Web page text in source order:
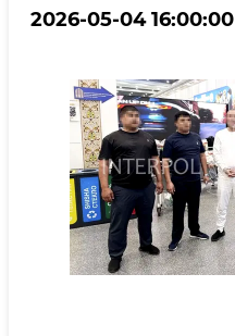
2026-05-04 16:00:00